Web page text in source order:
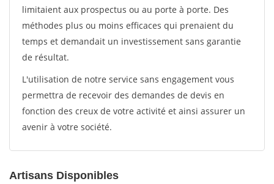
limitaient aux prospectus ou au porte à porte. Des
méthodes plus ou moins efficaces qui prenaient du
temps et demandait un investissement sans garantie
de résultat.
L'utilisation de notre service sans engagement vous
permettra de recevoir des demandes de devis en
fonction des creux de votre activité et ainsi assurer un
avenir à votre société.
Artisans Disponibles